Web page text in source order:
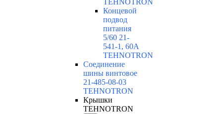
TEHNOTRON
Концевой
подвод
питания
5/60 21-
541-1, 60А
TEHNOTRON
Соединение
шины винтовое
21-485-08-03
TEHNOTRON
Крышки
TEHNOTRON